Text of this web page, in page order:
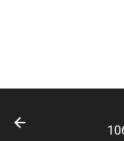
50. 第一个只出现一次
49. 从根节点到叶节点